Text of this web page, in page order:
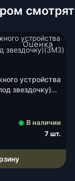
смотрят
устройства
звездочку)
Оценка
5.00из 5
◉ В наличии
7 шт.